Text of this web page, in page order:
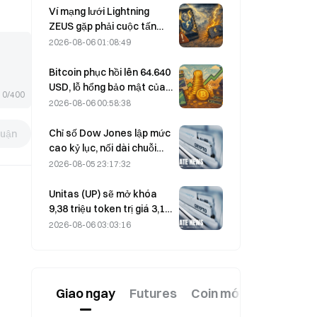
0/400
Block nâng dự báo kết quả
kinh doanh cả năm 2026
Ví mạng lưới Lightning
ZEUS gặp phải cuộc tấn
công và tạm thời ngừng
biết tiền của người dùng
không bị mất.
2026-08-06 01:08:49
Bitcoin phục hồi lên 64.640
USD, lỗ hổng bảo mật của
Coldcard khiến số lượng ví
nhất trong ba tháng
2026-08-06 00:58:38
Chỉ số Dow Jones lập mức
cao kỷ lục, nối dài chuỗi
tăng 5 phiên; đầu tư vào AI
2026-08-05 23:17:32
Unitas (UP) sẽ mở khóa
9,38 triệu token trị giá 3,18
triệu USD vào ngày 13
2026-08-06 03:03:16
Giao ngay Futures Coin mới